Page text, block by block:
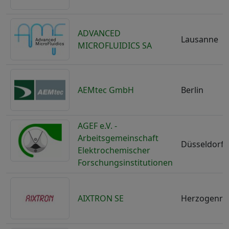
ADVANCED
MICROFLUIDICS SA
Lausanne
AEMtec GmbH Berlin
AGEF e.V. -
Arbeitsgemeinschaft
Elektrochemischer
Forschungsinstitutionen
Düsseldorf
AIXTRON SE